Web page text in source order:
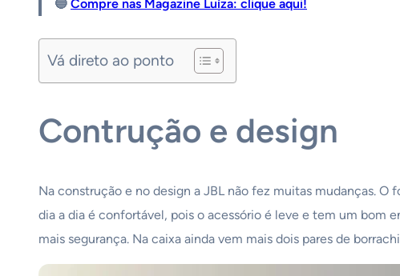
🔵 Compre nas Magazine Luíza: clique aqui!
Vá direto ao ponto
Contrução e design
Na construção e no design a JBL não fez muitas mudanças.
dia a dia é confortável, pois o acessório é leve e tem um bom
mais segurança. Na caixa ainda vem mais dois pares de